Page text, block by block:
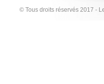
© Tous droits réservés 2017 -